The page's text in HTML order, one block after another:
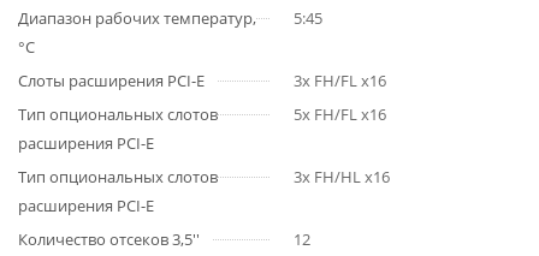
Диапазон рабочих температур,
°C
5:45
Слоты расширения PCI-E
3x FH/FL x16
Тип опциональных слотов
расширения PCI-E
5x FH/FL x16
Тип опциональных слотов
расширения PCI-E
3x FH/HL x16
Количество отсеков 3,5''
12